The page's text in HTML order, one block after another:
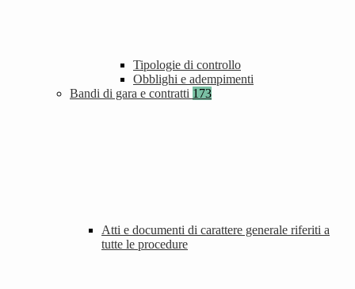
Tipologie di controllo
Obblighi e adempimenti
Bandi di gara e contratti 173
Atti e documenti di carattere generale riferiti a
tutte le procedure